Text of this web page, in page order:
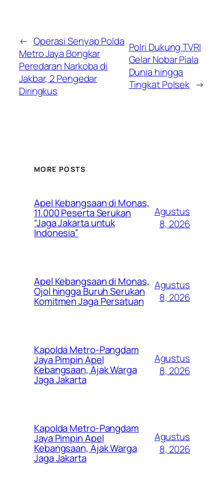
← Operasi Senyap Polda
Metro Jaya Bongkar
Peredaran Narkoba di
Jakbar, 2 Pengedar
Diringkus
Polri Dukung TVRI
Gelar Nobar Piala
Dunia hingga
Tingkat Polsek →
MORE POSTS
Apel Kebangsaan di Monas,
11.000 Peserta Serukan
“Jaga Jakarta untuk
Indonesia”
Agustus
8, 2026
Apel Kebangsaan di Monas,
Ojol hingga Buruh Serukan
Komitmen Jaga Persatuan
Agustus
8, 2026
Kapolda Metro-Pangdam
Jaya Pimpin Apel
Kebangsaan, Ajak Warga
Jaga Jakarta
Agustus
8, 2026
Kapolda Metro-Pangdam
Jaya Pimpin Apel
Kebangsaan, Ajak Warga
Jaga Jakarta
Agustus
8, 2026